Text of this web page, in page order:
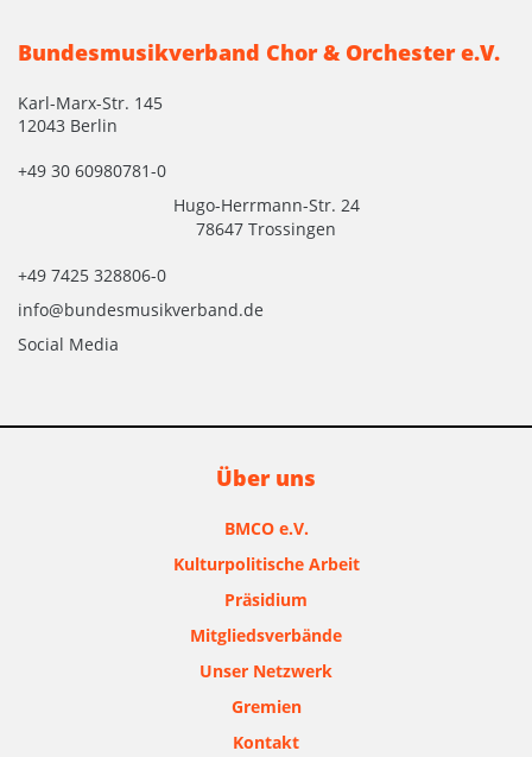
Bundesmusikverband Chor & Orchester e.V.
Karl-Marx-Str. 145
12043 Berlin
+49 30 60980781-0
Hugo-Herrmann-Str. 24
78647 Trossingen
+49 7425 328806-0
info@bundesmusikverband.de
Social Media
Über uns
BMCO e.V.
Kulturpolitische Arbeit
Präsidium
Mitgliedsverbände
Unser Netzwerk
Gremien
Kontakt